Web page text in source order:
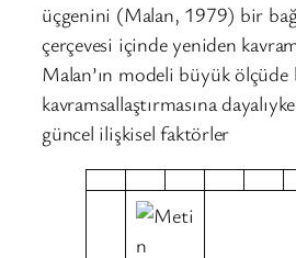
üçgenini (Malan, 1979) bir
çerçevesi içinde yeniden
Malan’ın modeli büyük
kavramsallaştırmasına
güncel ilişkisel faktörler